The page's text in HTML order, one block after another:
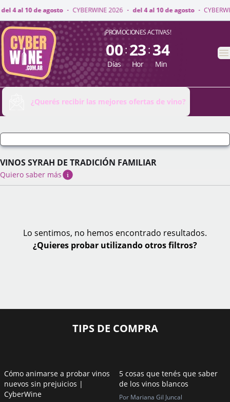
2026 · del 4 al 10 de agosto · CYBERWINE 2026 · del 4 al 10 de
CyberWine ¡PROMOCIONES ACTIVAS!
00
Días
: 23
Hor
: 34
Min
¿Querés recibir las mejores ofertas de vino?
VINOS SYRAH DE TRADICIÓN FAMILIAR
Quiero saber más
Lo sentimos, no hemos encontrado resultados.
¿Quieres probar utilizando otros filtros?
TIPS DE COMPRA
Cómo animarse a probar vinos
nuevos sin prejuicios |
CyberWine
5 cosas que tenés que saber
de los vinos blancos
Por Mariana Gil Juncal